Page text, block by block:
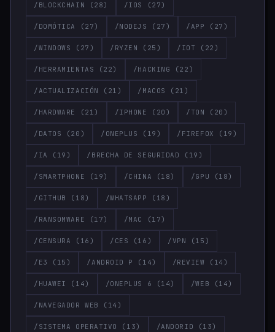
/BLOCKCHAIN (28) /IOS (27)
/DOMÓTICA (27) /NODEJS (27) /APP (27)
/WINDOWS (27) /RYZEN (25) /IOT (22)
/HERRAMIENTAS (22) /HACKING (22)
/ACTUALIZACIÓN (21) /MACOS (21)
/HARDWARE (21) /IPHONE (20) /TON (20)
/DATOS (20) /ONEPLUS (19) /FIREFOX (19)
/IA (19) /BRECHA DE SEGURIDAD (19)
/SMARTPHONE (19) /CHINA (18) /GPU (18)
/GITHUB (18) /WHATSAPP (18)
/RANSOMWARE (17) /MAC (17)
/CENSURA (16) /CES (16) /VPN (15)
/E3 (15) /ANDROID P (14) /REVIEW (14)
/HUAWEI (14) /ONEPLUS 6 (14) /WEB (14)
/NAVEGADOR WEB (14)
/SISTEMA OPERATIVO (13) /ANDORID (13)